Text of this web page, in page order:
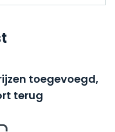
toegevoegd,
terug